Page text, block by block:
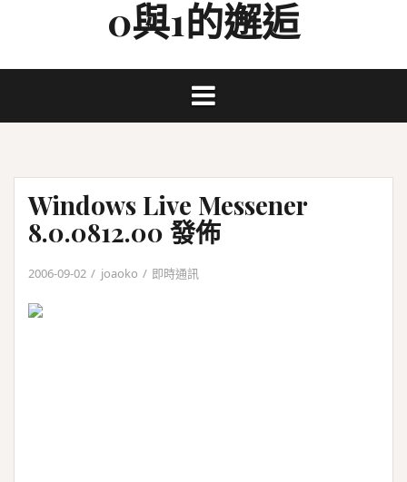
0與1的邂逅
Windows Live Messener
8.0.0812.00 發佈
2006-09-02 joaoko 即時通訊